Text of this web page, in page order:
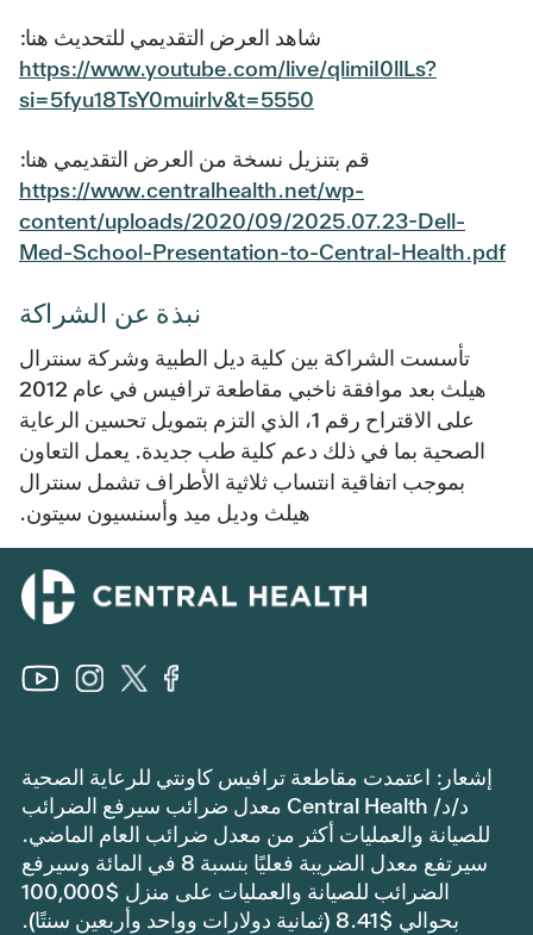
شاهد العرض التقديمي للتحديث هنا:
https://www.youtube.com/live/qlimiI0llLs?
si=5fyu18TsY0muirlv&t=5550
قم بتنزيل نسخة من العرض التقديمي هنا:
https://www.centralhealth.net/wp-
content/uploads/2020/09/2025.07.23-Dell-
Med-School-Presentation-to-Central-Health.pdf
نبذة عن الشراكة
تأسست الشراكة بين كلية ديل الطبية وشركة سنترال
هيلث بعد موافقة ناخبي مقاطعة ترافيس في عام 2012
على الاقتراح رقم 1، الذي التزم بتمويل تحسين الرعاية
الصحية بما في ذلك دعم كلية طب جديدة. يعمل التعاون
بموجب اتفاقية انتساب ثلاثية الأطراف تشمل سنترال
هيلث وديل ميد وأسنسيون سيتون.
إشعار: اعتمدت مقاطعة ترافيس كاونتي للرعاية الصحية
د/د/ Central Health معدل ضرائب سيرفع الضرائب
للصيانة والعمليات أكثر من معدل ضرائب العام الماضي.
سيرتفع معدل الضريبة فعليًا بنسبة 8 في المائة وسيرفع
الضرائب للصيانة والعمليات على منزل $100,000
بحوالي $8.41 (ثمانية دولارات وواحد وأربعين سنتًا).